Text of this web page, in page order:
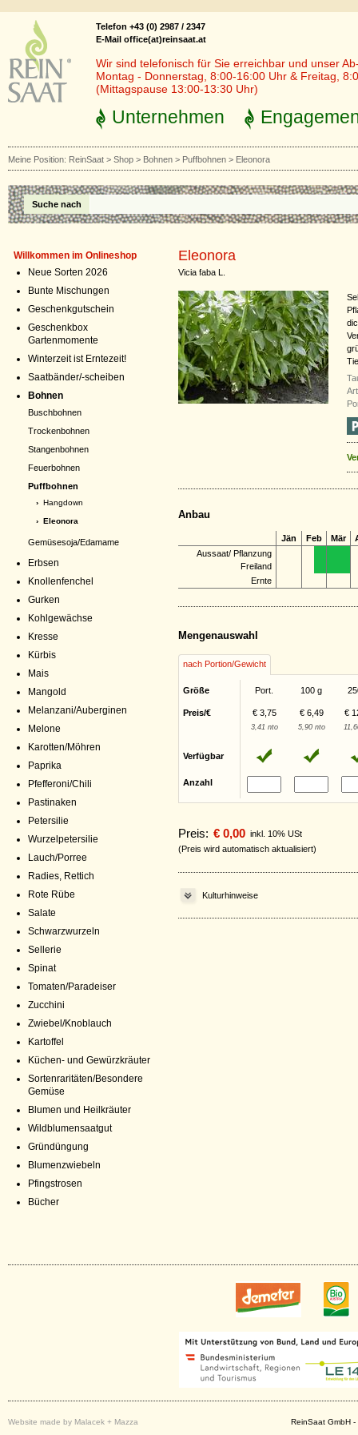
Telefon +43 (0) 2987 / 2347
E-Mail office(at)reinsaat.at
Wir sind telefonisch für Sie erreichbar und unser
Montag - Donnerstag, 8:00-16:00 Uhr & Freitag,
(Mittagspause 13:00-13:30 Uhr)
Unternehmen
Meine Position: ReinSaat > Shop > Bohnen > Puffbohnen > Eleonora
Suche nach
Willkommen im Onlineshop
Neue Sorten 2026
Bunte Mischungen
Geschenkgutschein
Geschenkbox
Gartenmomente
Winterzeit ist Erntezeit!
Saatbänder/-scheiben
Bohnen
Buschbohnen
Trockenbohnen
Stangenbohnen
Feuerbohnen
Puffbohnen
› Hangdown
› Eleonora
Gemüsesoja/Edamame
Erbsen
Knollenfenchel
Gurken
Kohlgewächse
Kresse
Kürbis
Mais
Mangold
Melanzani/Auberginen
Melone
Karotten/Möhren
Paprika
Pfefferoni/Chili
Pastinaken
Petersilie
Wurzelpetersilie
Lauch/Porree
Radies, Rettich
Rote Rübe
Salate
Schwarzwurzeln
Sellerie
Spinat
Tomaten/Paradeiser
Zucchini
Zwiebel/Knoblauch
Kartoffel
Küchen- und Gewürzkräuter
Sortenraritäten/Besondere
Gemüse
Blumen und Heilkräuter
Wildblumensaatgut
Gründüngung
Blumenzwiebeln
Pfingstrosen
Bücher
Eleonora
Vicia faba L.
Anbau
Jän Feb Mär
Aussaat/ Pflanzung
Freiland
Ernte
Mengenauswahl
nach Portion/Gewicht
Größe Port. 100 g
Preis/€ € 3,75 € 6,49 €
3,41 nto 5,90 nto
Verfügbar
Anzahl
Preis: € 0,00 inkl. 10% USt
(Preis wird automatisch aktualisiert)
Kulturhinweise
Website made by Malacek + Mazza ReinSaat GmbH